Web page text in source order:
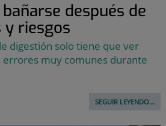
después de
riesgos
digestión solo tiene que ver
errores muy comunes durante
SEGUIR LEYENDO...